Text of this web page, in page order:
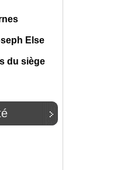
Else
du siège